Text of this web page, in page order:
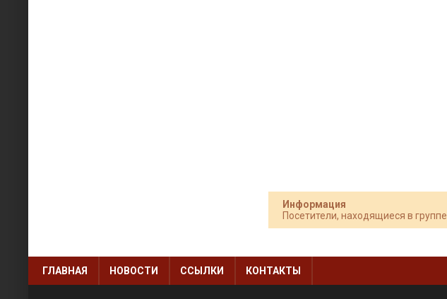
Информация
Посетители, находящиеся в группе
ГЛАВНАЯ НОВОСТИ ССЫЛКИ КОНТАКТЫ